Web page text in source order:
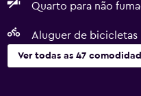
Quarto para não
Aluguer de bicicletas
Ver todas as 47